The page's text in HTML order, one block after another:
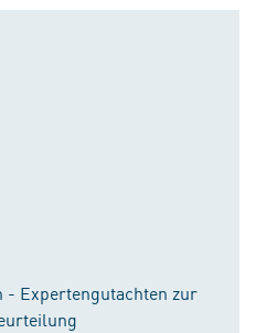
- Expertengutachten zur